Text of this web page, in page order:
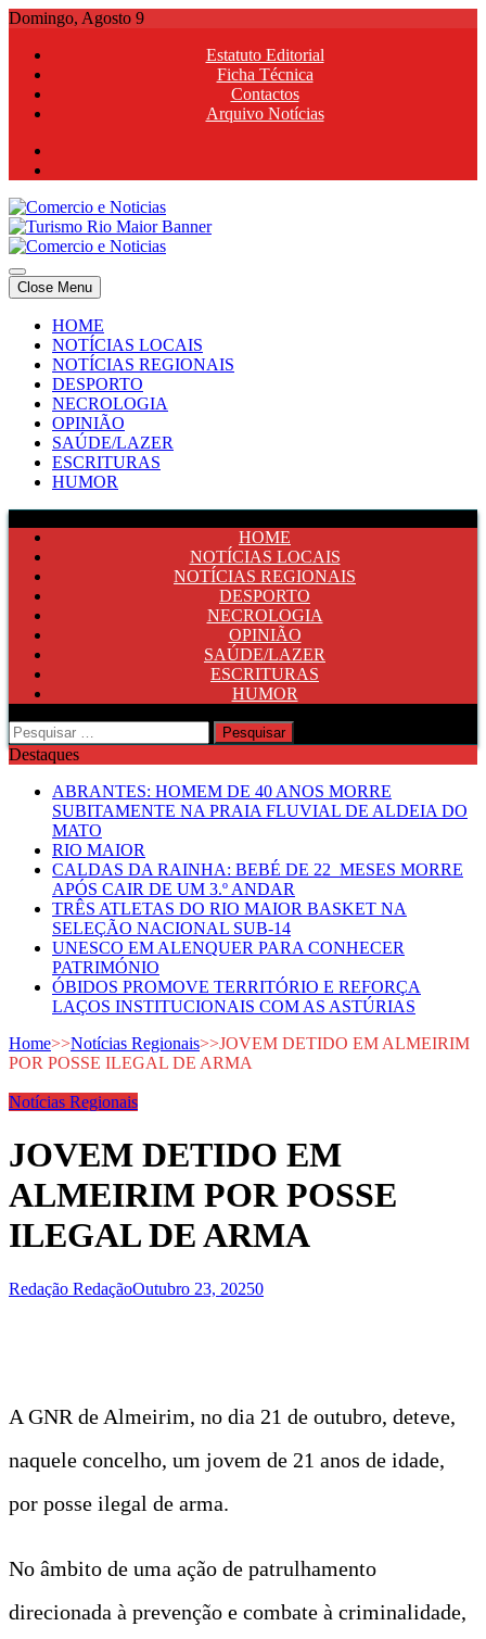
Skip
content
Domingo, Agosto 9
Estatuto Editorial
Ficha Técnica
Contactos
Arquivo Notícias
Comercio e Noticias
Notícias e Publicidade Online
Comercio e Noticias
Notícias e Publicidade Online
Close Menu
HOME
NOTÍCIAS LOCAIS
NOTÍCIAS REGIONAIS
DESPORTO
NECROLOGIA
OPINIÃO
SAÚDE/LAZER
ESCRITURAS
HUMOR
HOME
NOTÍCIAS LOCAIS
NOTÍCIAS REGIONAIS
DESPORTO
NECROLOGIA
OPINIÃO
SAÚDE/LAZER
ESCRITURAS
HUMOR
Pesquisar
por:
Destaques
ABRANTES: HOMEM DE 40 ANOS MORRE
SUBITAMENTE NA PRAIA FLUVIAL DE ALDEIA DO
MATO
RIO MAIOR
CALDAS DA RAINHA: BEBÉ DE 22 MESES MORRE
APÓS CAIR DE UM 3.º ANDAR
TRÊS ATLETAS DO RIO MAIOR BASKET NA
SELEÇÃO NACIONAL SUB-14
UNESCO EM ALENQUER PARA CONHECER
PATRIMÓNIO
ÓBIDOS PROMOVE TERRITÓRIO E REFORÇA
LAÇOS INSTITUCIONAIS COM AS ASTÚRIAS
Home>>Notícias Regionais>>JOVEM DETIDO EM ALMEIRIM
POR POSSE ILEGAL DE ARMA
Notícias Regionais
JOVEM DETIDO EM
ALMEIRIM POR POSSE
ILEGAL DE ARMA
Redação RedaçãoOutubro 23, 20250
A GNR de Almeirim, no dia 21 de outubro, deteve,
naquele concelho, um jovem de 21 anos de idade,
por posse ilegal de arma.
No âmbito de uma ação de patrulhamento
direcionada à prevenção e combate à criminalidade,